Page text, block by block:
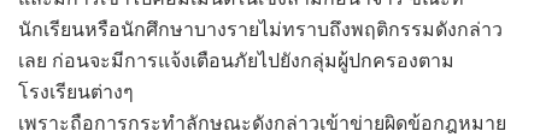
นักเรียนหรือนักศึกษาบางรายไม่ทราบถึงพฤติกรรมดังกล่าว
เลย ก่อนจะมีการแจ้งเตือนภัยไปยังกลุ่มผู้ปกครองตาม
โรงเรียนต่างๆ
เพราะถือการกระทำลักษณะดังกล่าวเข้าข่ายผิดข้อกฎหมาย